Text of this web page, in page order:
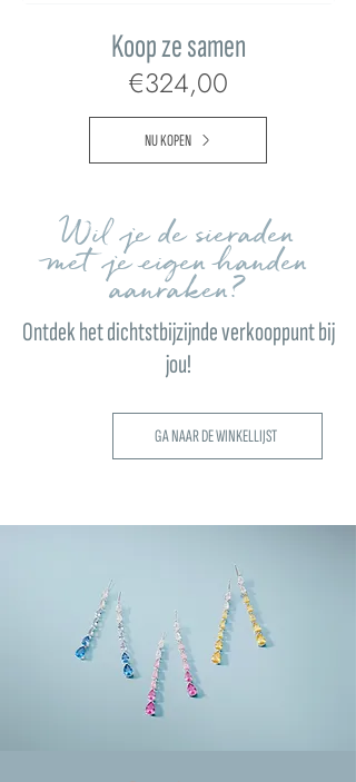
Koop ze samen
€324,00
NU KOPEN
Wil je de sieraden
met je eigen handen
aanraken?
Ontdek het dichtstbijzijnde verkooppunt bij
jou!
GA NAAR DE WINKELLIJST